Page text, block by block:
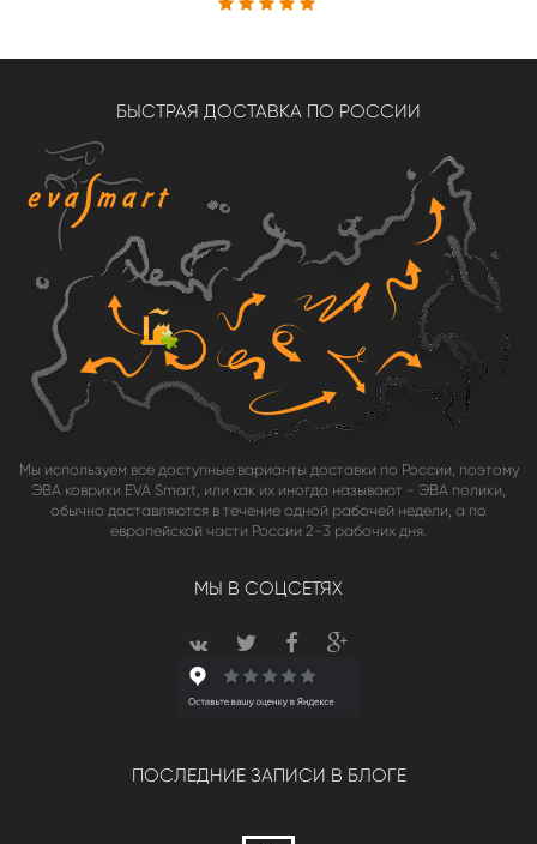
БЫСТРАЯ ДОСТАВКА ПО РОССИИ
Мы используем все доступные варианты доставки по России, поэтому
ЭВА коврики EVA Smart, или как их иногда называют - ЭВА полики,
обычно доставляются в течение одной рабочей недели, а по
европейской части России 2-3 рабочих дня.
МЫ В СОЦСЕТЯХ
ПОСЛЕДНИЕ ЗАПИСИ В БЛОГЕ